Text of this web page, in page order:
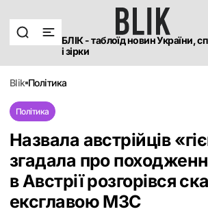
БЛІК - таблоїд новин України,
і зірки
blik політика
Політика
Назвала австрійців
згадала про
в Австрії розгорівся
ексглавою МЗС